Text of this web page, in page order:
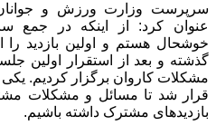
سرپرست وزارت ورزش و جوانان
عنوان کرد: از اینکه در جمع
خوشحال هستم و اولین بازدید را
گذشته و بعد از استقرار اولین
مشکلات کاروان برگزار کردیم.
قرار شد تا مسائل و مشکلات
بازدید‌های مشترک داشته باشیم.